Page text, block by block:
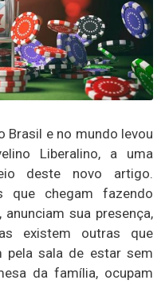
Brasil e no mundo levou
Liberalino, a uma
deste novo artigo.
que chegam fazendo
sua presença,
existem outras que
pela sala de estar sem
da família, ocupam